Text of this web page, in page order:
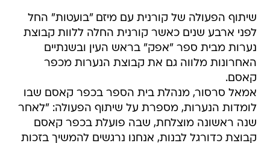
שיתוף הפעולה של קורנית עם מיזם "בועטות" החל
לפני ארבע שנים כאשר קורנית החלה ללוות קבוצת
נערות מבית ספר "אפק" בראש העין ובשנתיים
האחרונות מלווה גם את קבוצת הנערות מכפר
קאסם.
אמאל סרסור, מנהלת בית הספר בכפר קאסם שבו
לומדות הנערות, מספרת על שיתוף הפעולה: "לאחר
שנה ראשונה מוצלחת, שבה פועלת בכפר קאסם
קבוצת כדורגל לבנות, אנחנו נרגשים להמשיך בזכות